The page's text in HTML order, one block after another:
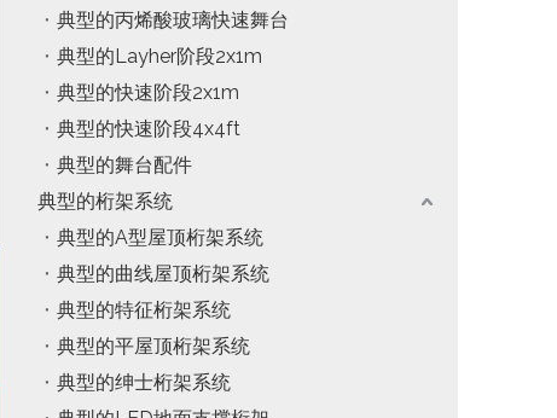
典型的丙烯酸玻璃快速舞台
典型的Layher阶段2x1m
典型的快速阶段2x1m
典型的快速阶段4x4ft
典型的舞台配件
典型的桁架系统
典型的A型屋顶桁架系统
典型的曲线屋顶桁架系统
典型的特征桁架系统
典型的平屋顶桁架系统
典型的绅士桁架系统